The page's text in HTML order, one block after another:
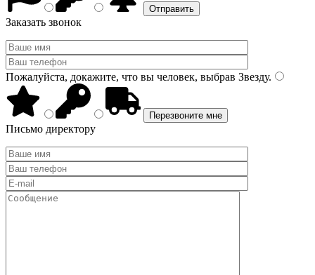
Заказать звонок
Пожалуйста, докажите, что вы человек, выбрав Звезду.
Письмо директору